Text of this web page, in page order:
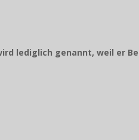
lediglich genannt, weil er